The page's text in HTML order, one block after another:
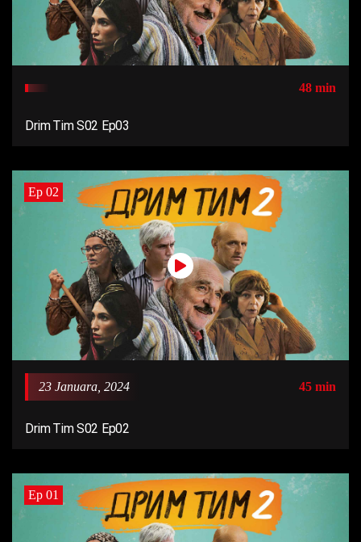
48 min
Drim Tim S02 Ep03
Ep 02
23 Januara, 2024 45 min
Drim Tim S02 Ep02
Ep 01